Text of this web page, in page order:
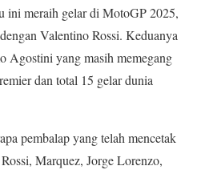
ini meraih gelar di MotoGP 2025,
Valentino Rossi. Keduanya
Agostini yang masih memegang
dan total 15 gelar dunia
pembalap yang telah mencetak
Marquez, Jorge Lorenzo,